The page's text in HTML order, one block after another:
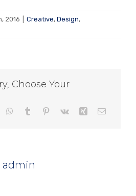
2016 Creative, Design,
Choose Your
WhatsApp
Tumblr Pinterest
Vk Xing E-
admin